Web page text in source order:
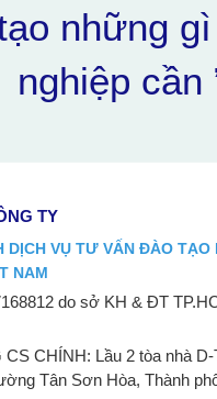
những gì
nghiệp cần
TY
DỊCH VỤ TƯ VẤN ĐÀO TẠO
NAM
do sở KH & ĐT
CHÍNH: Lầu 2 tòa nhà
Tân Sơn Hòa, Thành